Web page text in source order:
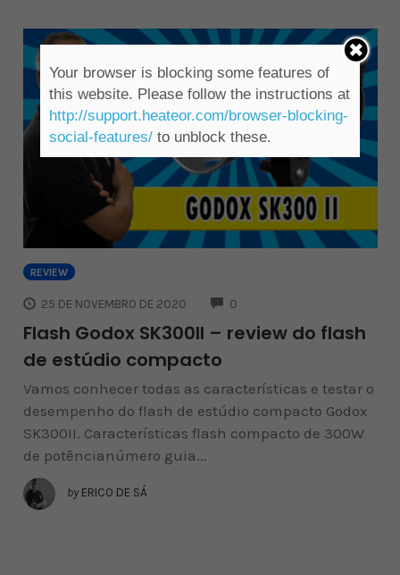
REVIEW
25 DE NOVEMBRO DE 2020 0
Flash Godox SK300II – review do flash
de estúdio compacto
Vamos conhecer todas as características e testar o
desempenho do flash de estúdio compacto Godox
SK300II. Características flash compacto de 300W
de potêncianúmero guia...
by ERICO DE SÁ
Your browser is blocking some features of
this website. Please follow the instructions at
http://support.heateor.com/browser-blocking-
social-features/to unblock these.